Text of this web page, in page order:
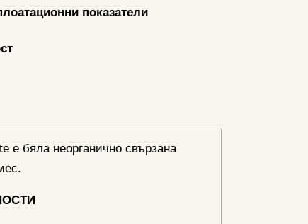
показатели
е бяла неорганично свързана